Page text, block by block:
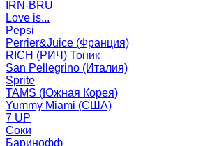
IRN-BRU
Love is...
Pepsi
Perrier&Juice (Франция)
RICH (РИЧ) Тоник
San Pellegrino (Италия)
Sprite
TAMS (Южная Корея)
Yummy Miami (США)
7 UP
Соки
Баринофф